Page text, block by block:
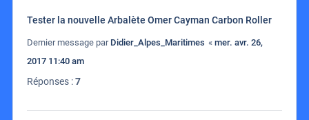
Tester la nouvelle Arbalète Omer Cayman Carbon Roller
Dernier message par Didier_Alpes_Maritimes « mer. avr. 26,
2017 11:40 am
Réponses :7